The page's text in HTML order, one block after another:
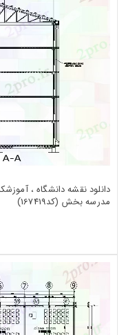
دانلود نقشه دانشگاه ،
مدرسه بخش (کد167419)